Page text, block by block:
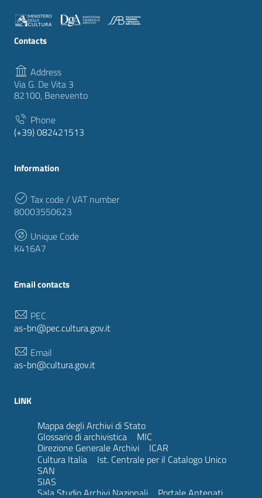
Contacts
Address
Via G. De Vita 3
82100, Benevento
Phone
(+39) 082421513
Information
Tax code / VAT number
80003550623
Unique Code
K416A7
Email contacts
PEC
as-bn@pec.cultura.gov.it
Email
as-bn@cultura.gov.it
LINK
Mappa degli Archivi di Stato
Glossario di archivistica MIC
Direzione Generale Archivi ICAR
Cultura Italia Ist. Centrale per il Catalogo Unico
SAN
SIAS
Sala Studio Archivi Nazionali Portale Antenati